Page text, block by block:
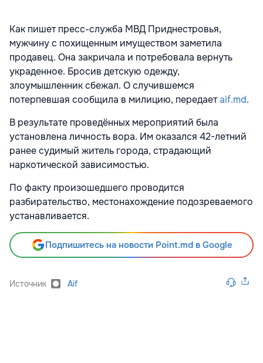
Как пишет пресс-служба МВД Приднестровья,
мужчину с похищенным имуществом заметила
продавец. Она закричала и потребовала вернуть
украденное. Бросив детскую одежду,
злоумышленник сбежал. О случившемся
потерпевшая сообщила в милицию, передаетaif.md.
В результате проведённых мероприятий была
установлена личность вора. Им оказался 42-летний
ранее судимый житель города, страдающий
наркотической зависимостью.
По факту произошедшего проводится
разбирательство, местонахождение подозреваемого
устанавливается.
Подпишитесь на новости Point.md в Google
Источник Aif